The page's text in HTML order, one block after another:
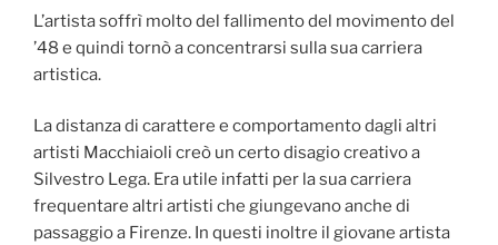
L’artista soffrì molto del fallimento del movimento del
’48 e quindi tornò a concentrarsi sulla sua carriera
artistica.
La distanza di carattere e comportamento dagli altri
artisti Macchiaioli creò un certo disagio creativo a
Silvestro Lega. Era utile infatti per la sua carriera
frequentare altri artisti che giungevano anche di
passaggio a Firenze. In questi inoltre il giovane artista